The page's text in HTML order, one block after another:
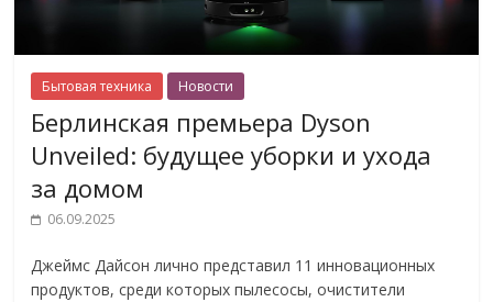
Бытовая техника Новости
Берлинская премьера Dyson
Unveiled: будущее уборки и ухода
за домом
06.09.2025
Джеймс Дайсон лично представил 11 инновационных
продуктов, среди которых пылесосы, очистители